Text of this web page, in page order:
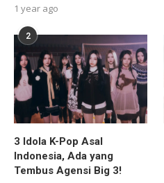
1 year ago
2
3 Idola K-Pop Asal
Indonesia, Ada yang
Tembus Agensi Big 3!